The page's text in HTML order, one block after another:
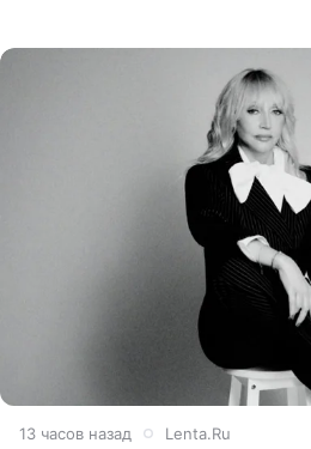
13 часов назад Lenta.Ru